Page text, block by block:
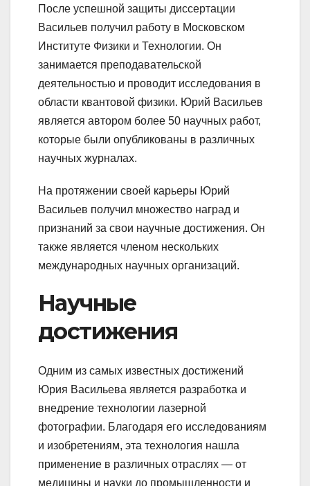
После успешной защиты диссертации
Васильев получил работу в Московском
Институте Физики и Технологии. Он
занимается преподавательской
деятельностью и проводит исследования в
области квантовой физики. Юрий Васильев
является автором более 50 научных работ,
которые были опубликованы в различных
научных журналах.
На протяжении своей карьеры Юрий
Васильев получил множество наград и
признаний за свои научные достижения. Он
также является членом нескольких
международных научных организаций.
Научные
достижения
Одним из самых известных достижений
Юрия Васильева является разработка и
внедрение технологии лазерной
фотографии. Благодаря его исследованиям
и изобретениям, эта технология нашла
применение в различных отраслях — от
медицины и науки до промышленности и